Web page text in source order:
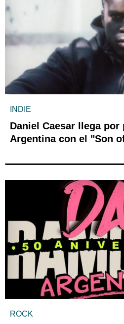
INDIE
Daniel Caesar llega por
Argentina con el "Son
ROCK